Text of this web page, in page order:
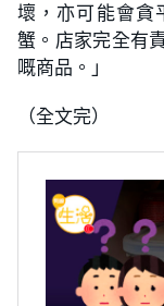
壞，亦可能會貪
蟹。店家完全有
嘅商品。」
（全文完）